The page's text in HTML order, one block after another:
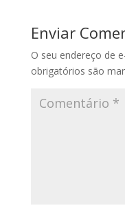
Enviar
O seu endereço de
obrigatórios são